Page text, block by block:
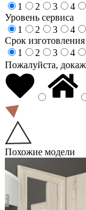
1
2 3 4
Уровень сервиса
1
2 3 4
Срок изготовления
1
2 3 4
Пожалуйста,
Похожие модели